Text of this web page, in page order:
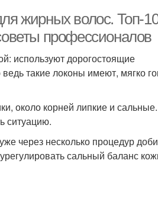
жирных волос. Топ-
профессионалов
используют дорогостоящие
такие локоны имеют, мягко
около корней липкие и
ситуацию.
через несколько процедур
сальный баланс